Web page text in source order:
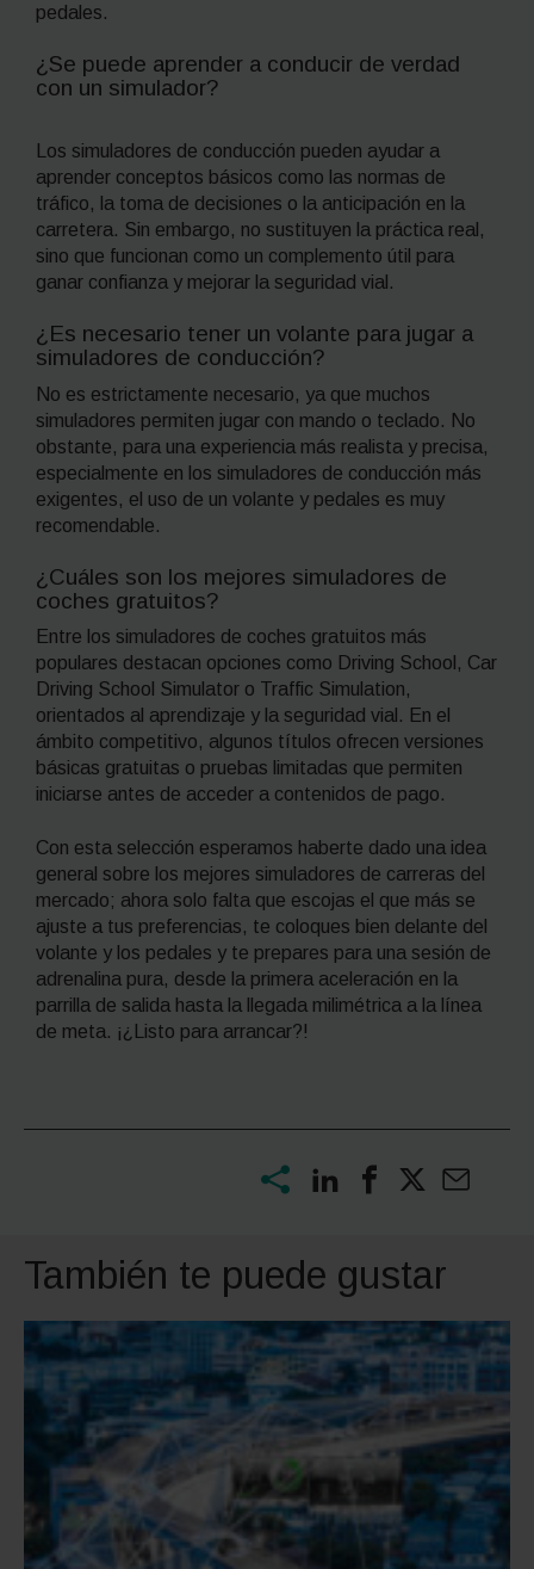
pedales.
¿Se puede aprender a conducir de verdad
con un simulador?
Los simuladores de conducción pueden ayudar a
aprender conceptos básicos como las normas de
tráfico, la toma de decisiones o la anticipación en la
carretera. Sin embargo, no sustituyen la práctica real,
sino que funcionan como un complemento útil para
ganar confianza y mejorar la seguridad vial.
¿Es necesario tener un volante para jugar a
simuladores de conducción?
No es estrictamente necesario, ya que muchos
simuladores permiten jugar con mando o teclado. No
obstante, para una experiencia más realista y precisa,
especialmente en los simuladores de conducción más
exigentes, el uso de un volante y pedales es muy
recomendable.
¿Cuáles son los mejores simuladores de
coches gratuitos?
Entre los simuladores de coches gratuitos más
populares destacan opciones como Driving School, Car
Driving School Simulator o Traffic Simulation,
orientados al aprendizaje y la seguridad vial. En el
ámbito competitivo, algunos títulos ofrecen versiones
básicas gratuitas o pruebas limitadas que permiten
iniciarse antes de acceder a contenidos de pago.
Con esta selección esperamos haberte dado una idea
general sobre los mejores simuladores de carreras del
mercado; ahora solo falta que escojas el que más se
ajuste a tus preferencias, te coloques bien delante del
volante y los pedales y te prepares para una sesión de
adrenalina pura, desde la primera aceleración en la
parrilla de salida hasta la llegada milimétrica a la línea
de meta. ¡¿Listo para arrancar?!
También te puede gustar